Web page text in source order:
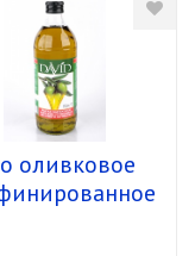
оливковое